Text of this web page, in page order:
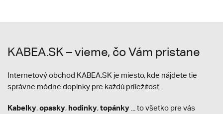
KABEA.SK – vieme, čo Vám pristane
Internetový obchod KABEA.SK je miesto, kde nájdete tie
správne módne doplnky pre každú príležitosť.
Kabelky,opasky, hodinky,topánky ... to všetko pre vás